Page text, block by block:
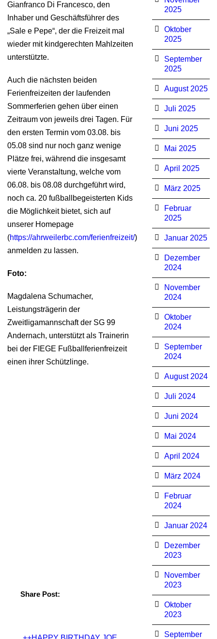
Gianfranco Di Francesco, den
Inhaber und Geschäftsführer des
„Sale e Pepe“, der die Freizeit mal
wieder mit kindgerechten Mahlzeiten
unterstützte.
Auch die nächsten beiden
Ferienfreizeiten der laufenden
Sommerferien gehen über einen
Zeitraum von jeweils drei Tagen. Für
den ersten Termin vom 03.08. bis
05.08 sind nur noch ganz wenige
Plätze frei, während die insgesamt
vierte Veranstaltung, welche vom
06.08. bis 08.08 durchgeführt wird,
noch ca. 20 fußballbegeisterten Kids
die Möglichkeit bietet, sich auf
unserer Homepage
(https://ahrweilerbc.com/ferienfreizeit/)
anmelden zu lassen.
Foto:
Magdalena Schumacher,
Leistungsträgerin der
Zweitligamannschaft der SG 99
Andernach, unterstützt als Trainerin
bei der FIEGE Fußballferienfreizeit
einen ihrer Schützlinge.
Share Post:
2025
Oktober
2025
September
2025
August 2025
Juli 2025
Juni 2025
Mai 2025
April 2025
März 2025
Februar
2025
Januar 2025
Dezember
2024
November
2024
Oktober
2024
September
2024
August 2024
Juli 2024
Juni 2024
Mai 2024
April 2024
März 2024
Februar
2024
Januar 2024
Dezember
2023
November
2023
Oktober
2023
September